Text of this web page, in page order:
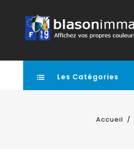
Les Catégories
Accueil